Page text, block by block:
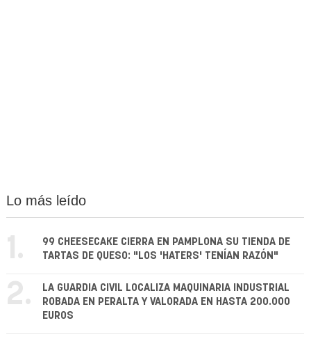
Lo más leído
1.
99 CHEESECAKE CIERRA EN PAMPLONA SU TIENDA DE
TARTAS DE QUESO: "LOS 'HATERS' TENÍAN RAZÓN"
2.
LA GUARDIA CIVIL LOCALIZA MAQUINARIA INDUSTRIAL
ROBADA EN PERALTA Y VALORADA EN HASTA 200.000
EUROS